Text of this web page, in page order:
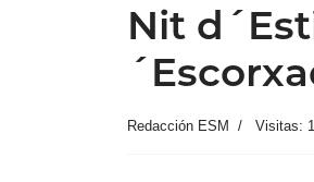
Nit
Redacción ESM Visitas: